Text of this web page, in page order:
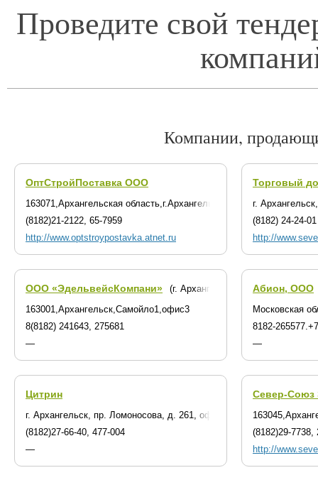
Проведите свой
Компании,
ОптСтройПоставка ООО
163071,Архангельская область,г.Архангельск,ул.Тимме,д.23
(8182)21-2122, 65-7959
http://www.optstroypostavka.atnet.ru
Торговый
г.
(8182) 24-24-01
http://
ООО «ЭдельвейсКомпани»
(г. Архангельск)
163001,Архангельск,Самойло1,офис3
8(8182) 241643, 275681
—
Абион, ООО
Московская
8182-
—
Цитрин
г. Архангельск, пр. Ломоносова, д. 261, оф. 408-410
(8182)27-66-40, 477-004
—
Север-Союз
(8182)29-7738,
http://